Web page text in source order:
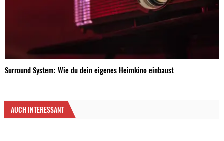
Surround System: Wie du dein eigenes Heimkino einbaust
AUCH INTERESSANT